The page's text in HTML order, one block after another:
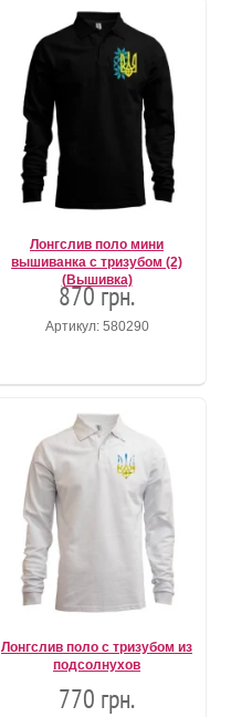
Лонгслив поло мини
вышиванка с тризубом (2)
(Вышивка)
870 грн.
Артикул: 580290
Лонгслив поло с тризубом из
подсолнухов
770 грн.